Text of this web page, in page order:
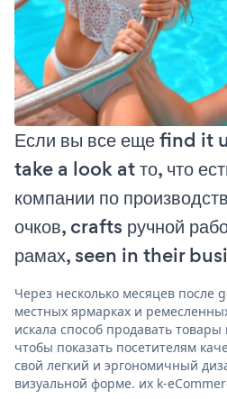
Если вы все еще find it
take a look at то, что
компании по
очков, crafts ручной
рамах, seen in their
Через несколько месяцев после
местных ярмарках и
искала способ продавать
чтобы показать посетителям
свой легкий и эргономичный
визуальной форме. их k-